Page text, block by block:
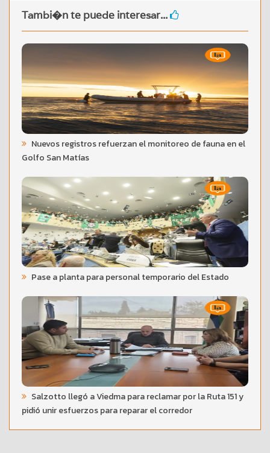
Tambi�n te puede interesar...
Nuevos registros refuerzan el monitoreo de fauna en el
Golfo San Matías
Pase a planta para personal temporario del Estado
Salzotto llegó a Viedma para reclamar por la Ruta 151 y
pidió unir esfuerzos para reparar el corredor